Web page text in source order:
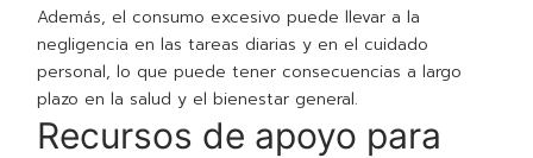
Además, el consumo excesivo puede llevar a la
negligencia en las tareas diarias y en el cuidado
personal, lo que puede tener consecuencias a largo
plazo en la salud y el bienestar general.
Recursos de apoyo para